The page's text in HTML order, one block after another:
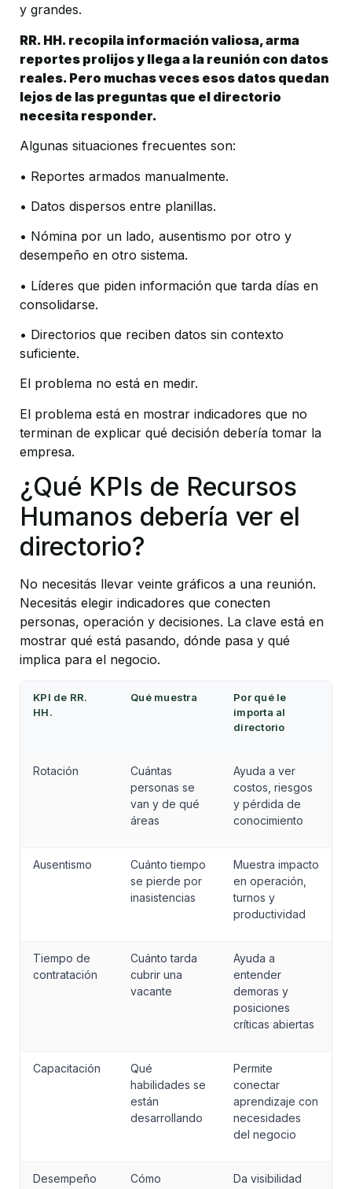
y grandes.
RR. HH. recopila información valiosa, arma
reportes prolijos y llega a la reunión con datos
reales. Pero muchas veces esos datos quedan
lejos de las preguntas que el directorio
necesita responder.
Algunas situaciones frecuentes son:
• Reportes armados manualmente.
• Datos dispersos entre planillas.
• Nómina por un lado, ausentismo por otro y
desempeño en otro sistema.
• Líderes que piden información que tarda días en
consolidarse.
• Directorios que reciben datos sin contexto
suficiente.
El problema no está en medir.
El problema está en mostrar indicadores que no
terminan de explicar qué decisión debería tomar la
empresa.
¿Qué KPIs de Recursos
Humanos debería ver el
directorio?
No necesitás llevar veinte gráficos a una reunión.
Necesitás elegir indicadores que conecten
personas, operación y decisiones. La clave está en
mostrar qué está pasando, dónde pasa y qué
implica para el negocio.
KPI de RR.
HH.
Qué muestra
Por qué le
importa al
directorio
Rotación
Cuántas
personas se
van y de qué
áreas
Ayuda a ver
costos, riesgos
y pérdida de
conocimiento
Ausentismo
Cuánto tiempo
se pierde por
inasistencias
Muestra impacto
en operación,
turnos y
productividad
Tiempo de
contratación
Cuánto tarda
cubrir una
vacante
Ayuda a
entender
demoras y
posiciones
críticas abiertas
Capacitación
Qué
habilidades se
están
desarrollando
Permite
conectar
aprendizaje con
necesidades
del negocio
Desempeño
Cómo
Da visibilidad